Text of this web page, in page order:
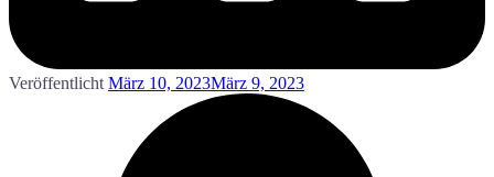
Veröffentlicht März 10, 2023März 9, 2023